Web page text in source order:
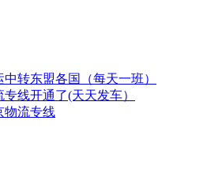
转东盟各国（每天一班）
线开通了(天天发车）
物流专线